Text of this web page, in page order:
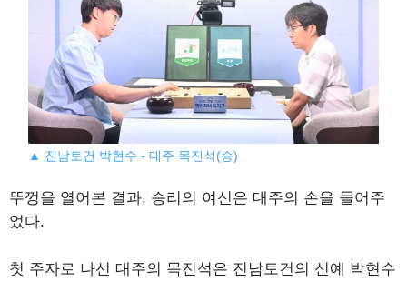
▲ 진남토건 박현수 - 대주 목진석(승)
뚜껑을 열어본 결과, 승리의 여신은 대주의 손을 들어주
었다.
첫 주자로 나선 대주의 목진석은 진남토건의 신예 박현수